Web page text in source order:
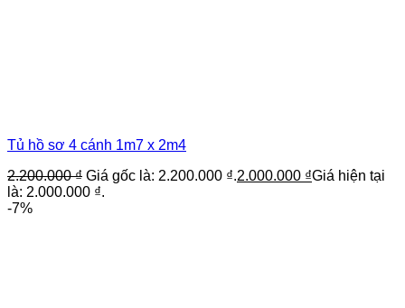
Tủ hồ sơ 4 cánh 1m7 x 2m4
2.200.000₫ Giá gốc là: 2.200.000 ₫.2.000.000 ₫Giá hiện tại
là: 2.000.000 ₫.
-7%